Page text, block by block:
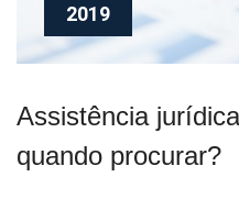
2019
Assistência
quando procurar?